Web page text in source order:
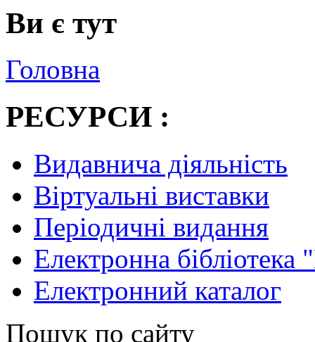
Ви є тут
Головна
РЕСУРСИ :
Видавнича діяльність
Віртуальні виставки
Періодичні видання
Електронна
Електронний каталог
Пошук по сайту